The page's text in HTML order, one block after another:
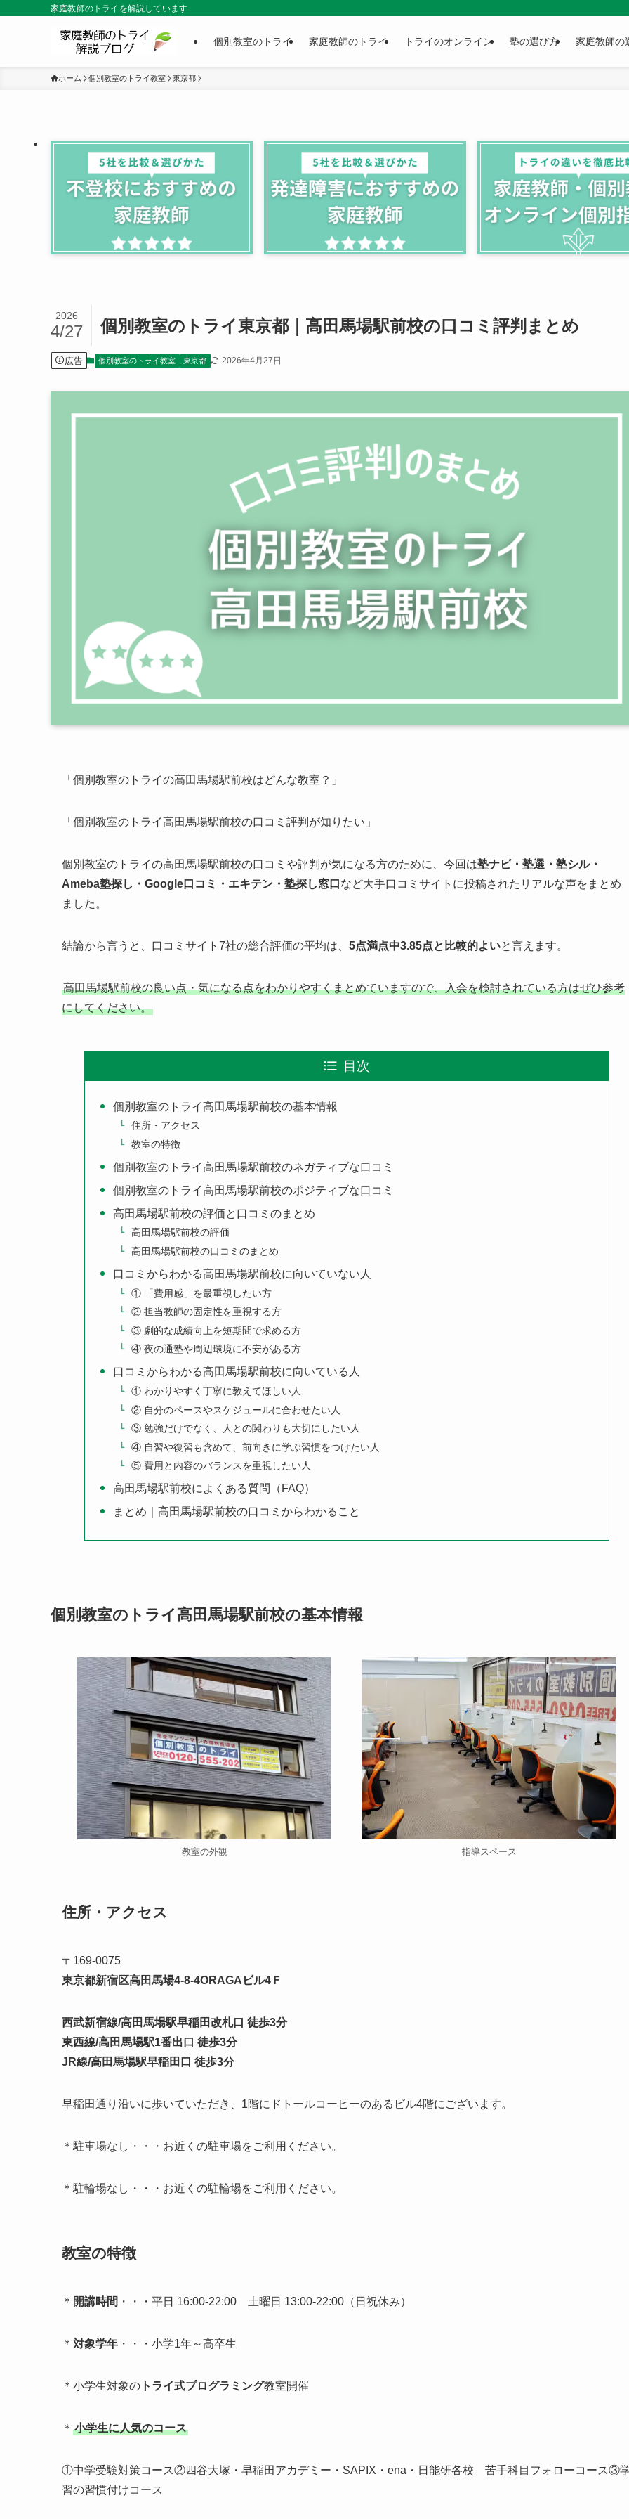
家庭教師のトライを解説しています
個別教室のトライ 家庭教師のトライ トライのオンライン 塾の選び方 家庭教師の
ホーム 個別教室のトライ教室 東京都
個別教室のトライ東京都｜高田馬場駅前校の口コミ評判まとめ
2026
4/27
広告 個別教室のトライ教室 東京都 2026年4月27日
「個別教室のトライの高田馬場駅前校はどんな教室？」
「個別教室のトライ高田馬場駅前校の口コミ評判が知りたい」
個別教室のトライの高田馬場駅前校の口コミや評判が気になる方のために、今回は塾ナビ・塾選・塾シル・
Ameba塾探し・Google口コミ・エキテン・塾探し窓口 など大手口コミサイトに投稿されたリアルな声をまとめ
ました。
結論から言うと、口コミサイト7社の総合評価の平均は、 5点満点中3.85点と比較的よいと言えます。
高田馬場駅前校の良い点・気になる点をわかりやすくまとめていますので、入会を検討されている方はぜひ参考
にしてください。
目次
個別教室のトライ高田馬場駅前校の基本情報
住所・アクセス
教室の特徴
個別教室のトライ高田馬場駅前校のネガティブな口コミ
個別教室のトライ高田馬場駅前校のポジティブな口コミ
高田馬場駅前校の評価と口コミのまとめ
高田馬場駅前校の評価
高田馬場駅前校の口コミのまとめ
口コミからわかる高田馬場駅前校に向いていない人
① 「費用感」を最重視したい方
② 担当教師の固定性を重視する方
③ 劇的な成績向上を短期間で求める方
④ 夜の通塾や周辺環境に不安がある方
口コミからわかる高田馬場駅前校に向いている人
① わかりやすく丁寧に教えてほしい人
② 自分のペースやスケジュールに合わせたい人
③ 勉強だけでなく、人との関わりも大切にしたい人
④ 自習や復習も含めて、前向きに学ぶ習慣をつけたい人
⑤ 費用と内容のバランスを重視したい人
高田馬場駅前校によくある質問（FAQ）
まとめ｜高田馬場駅前校の口コミからわかること
個別教室のトライ高田馬場駅前校の基本情報
教室の外観 指導スペース
住所・アクセス
〒169-0075
東京都新宿区高田馬場4-8-4ORAGAビル4Ｆ
西武新宿線/高田馬場駅早稲田改札口 徒歩3分
東西線/高田馬場駅1番出口 徒歩3分
JR線/高田馬場駅早稲田口 徒歩3分
早稲田通り沿いに歩いていただき、1階にドトールコーヒーのあるビル4階にございます。
＊駐車場なし・・・お近くの駐車場をご利用ください。
＊駐輪場なし・・・お近くの駐輪場をご利用ください。
教室の特徴
＊ 開講時間 ・・・平日 16:00-22:00 土曜日 13:00-22:00（日祝休み）
＊ 対象学年 ・・・小学1年～高卒生
＊小学生対象の トライ式プログラミング教室開催
＊ 小学生に人気のコース
①中学受験対策コース②四谷大塚・早稲田アカデミー・SAPIX・ena・日能研各校 苦手科目フォローコース③
習の習慣付けコース